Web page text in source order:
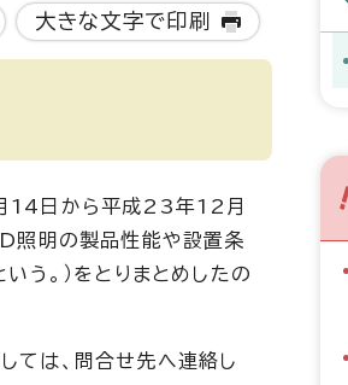
大きな文字で印刷
14日から平成23年12月
照明の製品性能や設置条
う。）をとりまとめしたの
ては、問合せ先へ連絡し